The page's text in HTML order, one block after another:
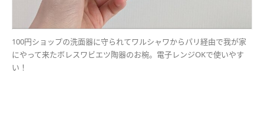
100円ショップの洗面器に守られてワルシャワからパリ経由で我が家
にやって来たボレスワビエツ陶器のお椀。電子レンジOKで使いやす
い！